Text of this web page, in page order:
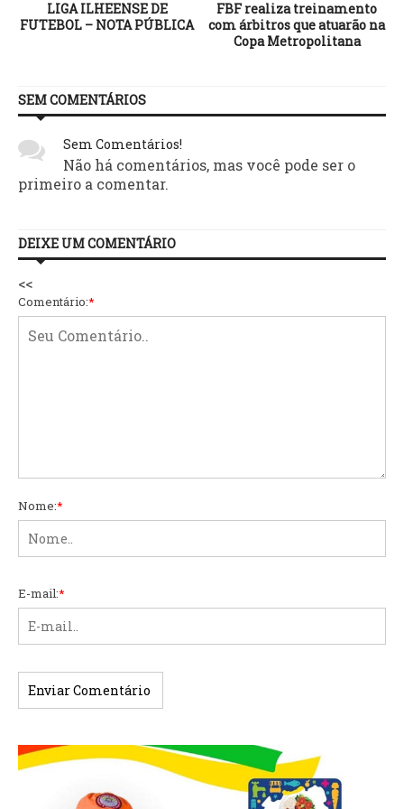
LIGA ILHEENSE DE
FUTEBOL – NOTA PÚBLICA
FBF realiza treinamento
com árbitros que atuarão na
Copa Metropolitana
SEM COMENTÁRIOS
Sem Comentários!
Não há comentários, mas você pode ser o
primeiro a comentar.
DEIXE UM COMENTÁRIO
<<
Comentário:*
Nome:*
E-mail:*